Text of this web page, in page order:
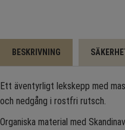
BESKRIVNING
Ett äventyrligt lekskepp med
och nedgång i rostfri rutsch.
Organiska material med